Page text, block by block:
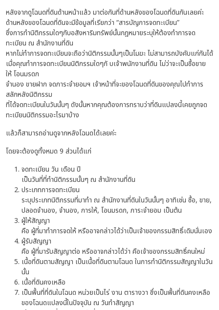
หลังจากดูโฉนดที่ดินด้านหน้าแล้ว มาต่อกันที่ด้านหลังของโฉนดที่ดินกันเลยค่ะ
ด้านหลังของโฉนดที่ดินจะมีข้อมูลที่เรียกว่า “สารบัญการจดทะเบียน”
ซึ่งการทำนิติกรรมใดๆกับอสังหาริมทรัพย์นั้นกฎหมายระบุให้ต้องทำการจด
ทะเบียน ณ สำนักงานที่ดิน
หากไม่ทำการจดทะเบียนจะถือว่านิติกรรมนั้นๆเป็นโมฆะ ไม่สามารถบังคับแก่กันได้
เมื่อคุณทำการจดทะเบียนนิติกรรมใดๆกั บเจ้าพนักงานที่ดิน ไม่ว่าจะเป็นซื้อขาย
ให้ โอนมรดก
จำนอง ขายฝาก จดภาระจำยอมฯ เจ้าหน้าที่จะของโฉนดที่ดินของคุณไปทำการ
สลักหลังนิติกรรม
ที่ได้จดทะเบียนในวันนั้นๆ ดังนั้นหากคุณต้องการทราบว่าที่ดินแปลงนี้เคยถูกจด
ทะเบียนนิติกรรมอะไรมาบ้าง
แล้วก็สามารถอ่านดูจากหลังโฉนดได้เลยค่ะ
โดยจะต้องดูทั้งหมด 9 ส่วนได้แก่
จดทะเบียน วัน เดือน ปี
เป็นวันที่ที่ทำนิติกรรมนั้นๆ ณ สำนักงานที่ดิน
ประเภทการจดทะเบียน
ระบุประเภทนิติกรรมที่มาทำ ณ สำนักงานที่ดินในวันนั้นๆ อาทิเช่น ซื้อ, ขาย,
ปลอดจำนอง, จำนอง, การให้, โอนมรดก, ภาระจำยอม เป็นต้น
ผู้ให้สัญญา
คือ ผู้ที่มาทำการจดให้ หรืออาจกล่าวได้ว่าเป็นเจ้าของกรรมสิทธิ์เดิมนั่นเอง
ผู้รับสัญญา
คือ ผู้ที่มารับสัญญาต่อ หรืออาจกล่าวได้ว่า คือเจ้าของกรรมสิทธิ์คนใหม่
เนื้อที่ดินตามสัญญา เป็นเนื้อที่ดินตามโฉนด ในการทำนิติกรรมสัญญาในวัน
นั้น
เนื้อที่ดินคงเหลือ
เป็นพื้นที่ที่ดินในโฉนด หน่วยเป็นไร่ งาน ตารางวา ซึ่งเป็นพื้นที่ดินคงเหลือ
ของโฉนดแปลงนี้ในปัจจุบัน ณ วันทำสัญญา